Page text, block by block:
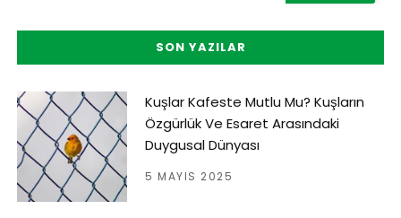
SON YAZILAR
Kuşlar Kafeste Mutlu Mu? Kuşların
Özgürlük Ve Esaret Arasındaki
Duygusal Dünyası
5 MAYIS 2025